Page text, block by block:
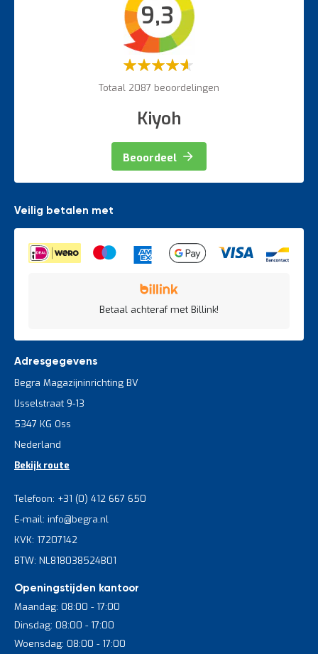
9,3
Waardering:
Totaal 2087 beoordelingen
Kiyoh
Beoordeel
Veilig betalen met
Betaal achteraf met Billink!
Adresgegevens
Begra Magazijninrichting BV
IJsselstraat 9-13
5347 KG Oss
Nederland
Bekijk route
Telefoon: +31 (0) 412 667 650
E-mail: info@begra.nl
KVK: 17207142
BTW: NL818038524B01
Openingstijden kantoor
Maandag: 08:00 - 17:00
Dinsdag: 08:00 - 17:00
Woensdag: 08:00 - 17:00